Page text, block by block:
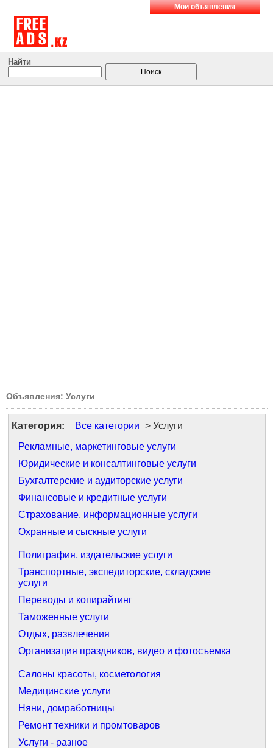
Мои объявления
Найти
Объявления: Услуги
Категория: Все категории > Услуги
Рекламные, маркетинговые услуги
Юридические и консалтинговые услуги
Бухгалтерские и аудиторские услуги
Финансовые и кредитные услуги
Страхование, информационные услуги
Охранные и сыскные услуги
Полиграфия, издательские услуги
Транспортные, экспедиторские, складские
услуги
Переводы и копирайтинг
Таможенные услуги
Отдых, развлечения
Организация праздников, видео и фотосъемка
Салоны красоты, косметология
Медицинские услуги
Няни, домработницы
Ремонт техники и промтоваров
Услуги - разное